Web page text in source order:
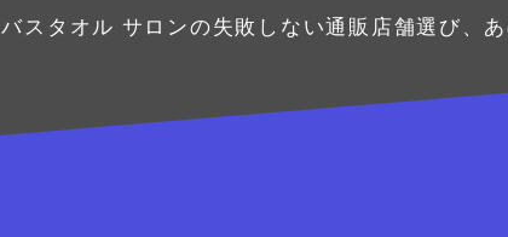
バスタオル サロンの失敗しない通販店舗選び、